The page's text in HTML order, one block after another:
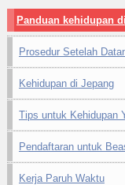
Panduan kehidupan
Prosedur Setelah
Kehidupan di Jepang
Tips untuk Kehidupan
Pendaftaran untuk
Kerja Paruh Waktu